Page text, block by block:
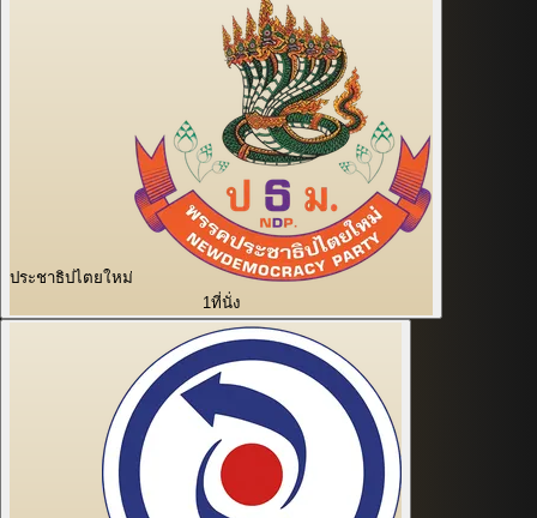
ประชาธิปไตยใหม่
1ที่นั่ง